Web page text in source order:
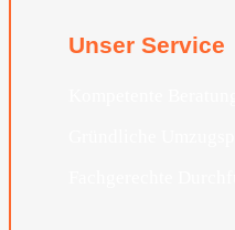
Unser Service